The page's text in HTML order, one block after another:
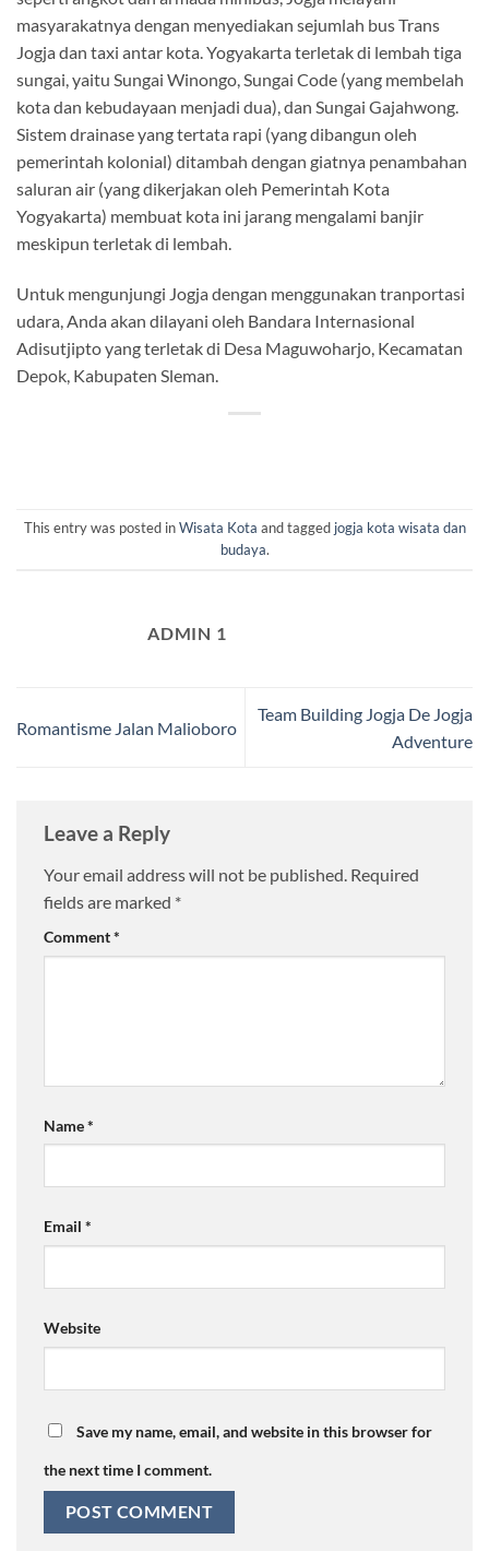
masyarakatnya dengan menyediakan sejumlah bus Trans
Jogja dan taxi antar kota. Yogyakarta terletak di lembah tiga
sungai, yaitu Sungai Winongo, Sungai Code (yang membelah
kota dan kebudayaan menjadi dua), dan Sungai Gajahwong.
Sistem drainase yang tertata rapi (yang dibangun oleh
pemerintah kolonial) ditambah dengan giatnya penambahan
saluran air (yang dikerjakan oleh Pemerintah Kota
Yogyakarta) membuat kota ini jarang mengalami banjir
meskipun terletak di lembah.
Untuk mengunjungi Jogja dengan menggunakan tranportasi
udara, Anda akan dilayani oleh Bandara Internasional
Adisutjipto yang terletak di Desa Maguwoharjo, Kecamatan
Depok, Kabupaten Sleman.
This entry was posted inWisata Kota and tagged jogja kota wisata dan
budaya.
ADMIN 1
Romantisme Jalan Malioboro
Team Building Jogja De Jogja
Adventure
Leave a Reply
Your email address will not be published. Required
fields are marked *
Comment*
Name*
Email *
Website
Save my name, email, and website in this browser for
the next time I comment.